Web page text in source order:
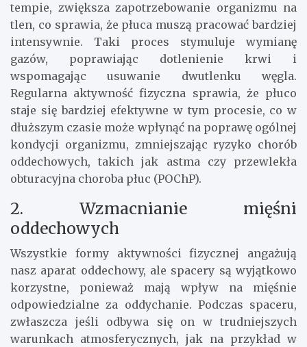
tempie, zwiększa zapotrzebowanie organizmu na
tlen, co sprawia, że płuca muszą pracować bardziej
intensywnie. Taki proces stymuluje wymianę
gazów, poprawiając dotlenienie krwi i
wspomagając usuwanie dwutlenku węgla.
Regularna aktywność fizyczna sprawia, że płuco
staje się bardziej efektywne w tym procesie, co w
dłuższym czasie może wpłynąć na poprawę ogólnej
kondycji organizmu, zmniejszając ryzyko chorób
oddechowych, takich jak astma czy przewlekła
obturacyjna choroba płuc (POChP).
2. Wzmacnianie mięśni
oddechowych
Wszystkie formy aktywności fizycznej angażują
nasz aparat oddechowy, ale spacery są wyjątkowo
korzystne, ponieważ mają wpływ na mięśnie
odpowiedzialne za oddychanie. Podczas spaceru,
zwłaszcza jeśli odbywa się on w trudniejszych
warunkach atmosferycznych, jak na przykład w